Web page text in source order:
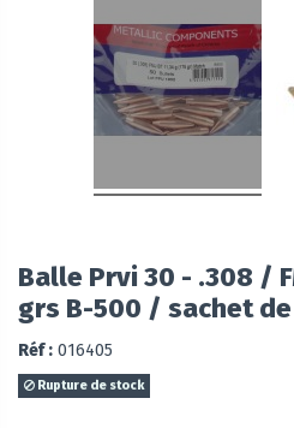
Balle Prvi 30 - .308 /
grs B-500 / sachet
Réf : 016405
Rupture de stock